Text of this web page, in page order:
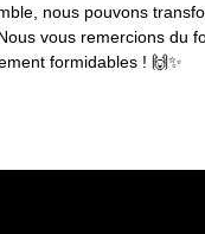
nous pouvons
vous remercions du
formidables ! 🙌✨